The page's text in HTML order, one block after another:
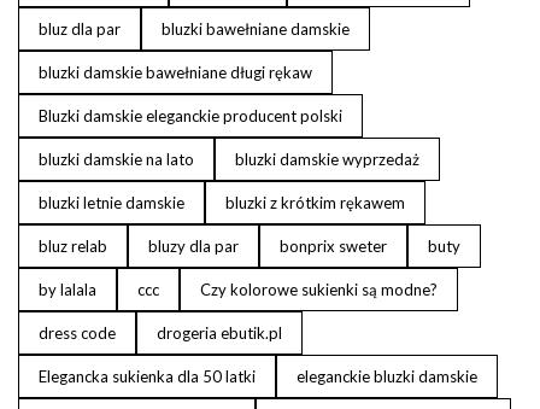
bluz dla par bluzki bawełniane damskie
bluzki damskie bawełniane długi rękaw
Bluzki damskie eleganckie producent polski
bluzki damskie na lato bluzki damskie wyprzedaż
bluzki letnie damskie bluzki z krótkim rękawem
bluz relab bluzy dla par bonprix sweter buty
by lalala ccc Czy kolorowe sukienki są modne?
dress code drogeria ebutik.pl
Elegancka sukienka dla 50 latki eleganckie bluzki damskie